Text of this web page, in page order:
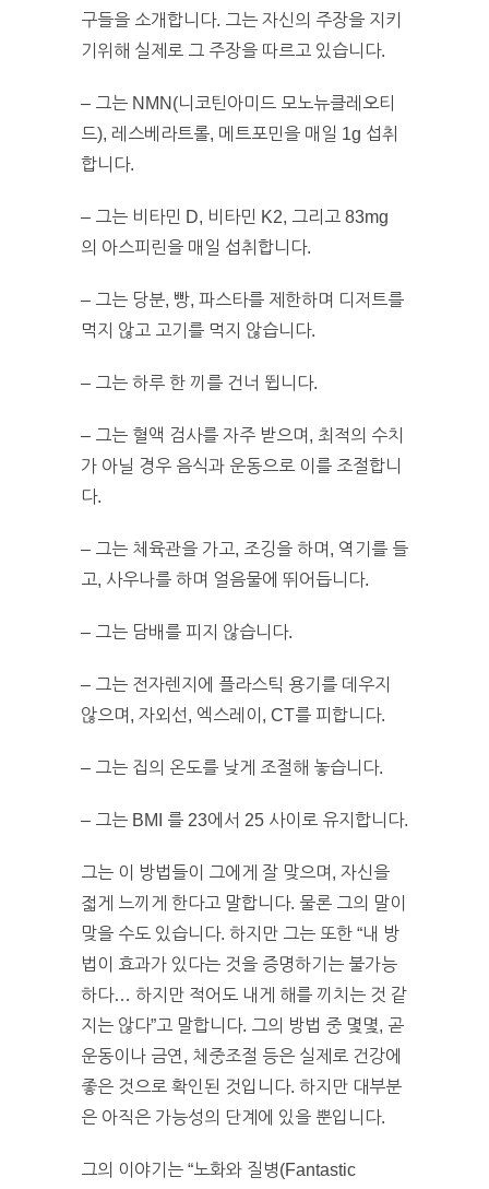
구들을 소개합니다. 그는 자신의 주장을 지키
기위해 실제로 그 주장을 따르고 있습니다.
– 그는 NMN(니코틴아미드 모노뉴클레오티
드), 레스베라트롤, 메트포민을 매일 1g 섭취
합니다.
– 그는 비타민 D, 비타민 K2, 그리고 83mg
의 아스피린을 매일 섭취합니다.
– 그는 당분, 빵, 파스타를 제한하며 디저트를
먹지 않고 고기를 먹지 않습니다.
– 그는 하루 한 끼를 건너 뜁니다.
– 그는 혈액 검사를 자주 받으며, 최적의 수치
가 아닐 경우 음식과 운동으로 이를 조절합니
다.
– 그는 체육관을 가고, 조깅을 하며, 역기를 들
고, 사우나를 하며 얼음물에 뛰어듭니다.
– 그는 담배를 피지 않습니다.
– 그는 전자렌지에 플라스틱 용기를 데우지
않으며, 자외선, 엑스레이, CT를 피합니다.
– 그는 집의 온도를 낮게 조절해 놓습니다.
– 그는 BMI 를 23에서 25 사이로 유지합니다.
그는 이 방법들이 그에게 잘 맞으며, 자신을
젋게 느끼게 한다고 말합니다. 물론 그의 말이
맞을 수도 있습니다. 하지만 그는 또한 “내 방
법이 효과가 있다는 것을 증명하기는 불가능
하다… 하지만 적어도 내게 해를 끼치는 것 같
지는 않다”고 말합니다. 그의 방법 중 몇몇, 곧
운동이나 금연, 체중조절 등은 실제로 건강에
좋은 것으로 확인된 것입니다. 하지만 대부분
은 아직은 가능성의 단계에 있을 뿐입니다.
그의 이야기는 “노화와 질병(Fantastic